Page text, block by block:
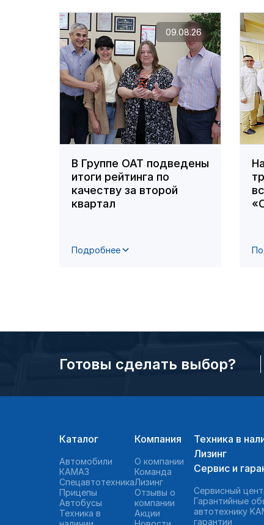
В Группе ОАТ подведены
итоги рейтинга по
качеству за второй
квартал
Подробнее
09.08.26
Готовы сделать выбор?
Каталог
Автомобили
КАМАЗ
Спецавтотехника
Прицепы
Автобусы
Техника в
Компания
О компании
Команда
Лизинг
Отзывы о
компании
Акции
Техника в
Лизинг
Сервис и
Сервисный
Гарантийные
автотехнику
гарантии